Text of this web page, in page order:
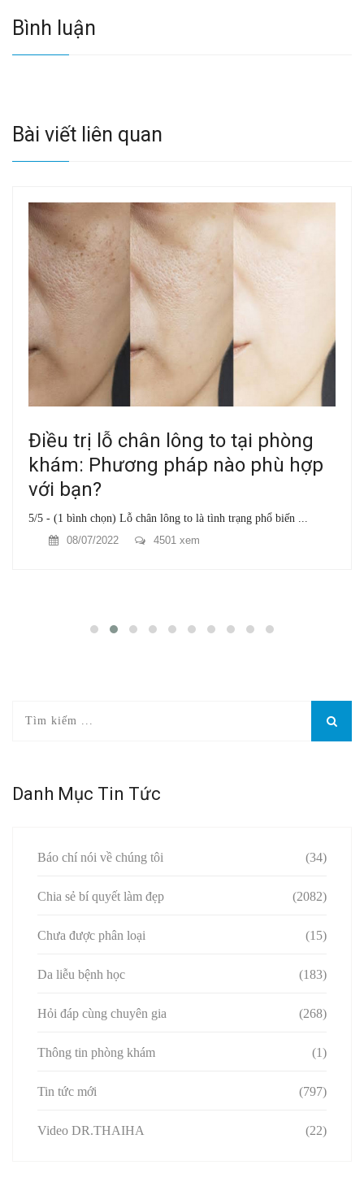
Bình luận
Bài viết liên quan
Điều trị lỗ chân lông to tại phòng
khám: Phương pháp nào phù hợp
với bạn?
5/5 - (1 bình chọn) Lỗ chân lông to là tình trạng phổ biến ...
08/07/2022
4501 xem
Danh Mục Tin Tức
Báo chí nói về chúng tôi (34)
Chia sẻ bí quyết làm đẹp (2082)
Chưa được phân loại (15)
Da liễu bệnh học (183)
Hỏi đáp cùng chuyên gia (268)
Thông tin phòng khám (1)
Tin tức mới (797)
Video DR.THAIHA (22)